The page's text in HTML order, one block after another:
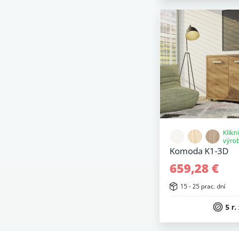
Komoda K1-3D
659,28 €
15 - 25 prac. dní
5 r.